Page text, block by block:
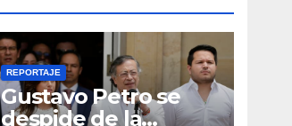
REPORTAJE
Gustavo Petro se
despide de la